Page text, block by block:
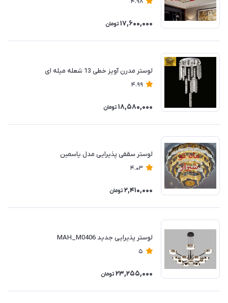
17,600,000 تومان
لوستر مدرن آویز خطی 13 شعله میله ای
4.99
18,580,000 تومان
لوستر سقفی پذیرایی مدل یاسمین
4.03
2,410,000 تومان
لوستر پذیرایی جدید MAH_M0406
5
23,255,000 تومان